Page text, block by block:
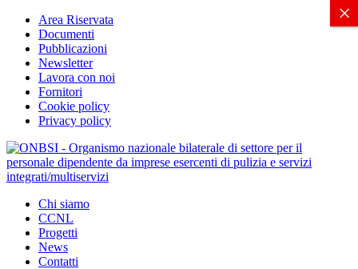
Area Riservata
Documenti
Pubblicazioni
Newsletter
Lavora con noi
Fornitori
Cookie policy
Privacy policy
Chi siamo
CCNL
Progetti
News
Contatti
X
×